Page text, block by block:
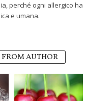
perché ogni allergico ha
e umana.
AUTHOR